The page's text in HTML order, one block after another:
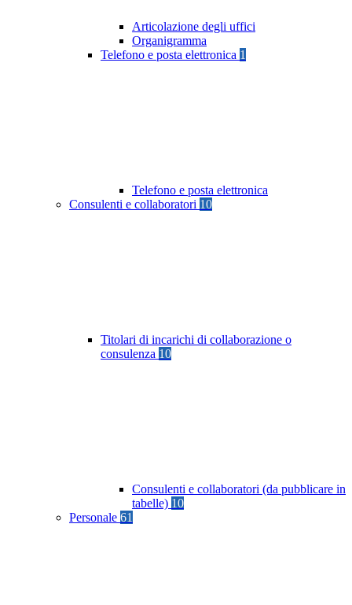
Articolazione degli uffici
Organigramma
Telefono e posta elettronica 1
Telefono e posta elettronica
Consulenti e collaboratori 10
Titolari di incarichi di collaborazione o
consulenza 10
Consulenti e collaboratori (da pubblicare in
tabelle) 10
Personale 61